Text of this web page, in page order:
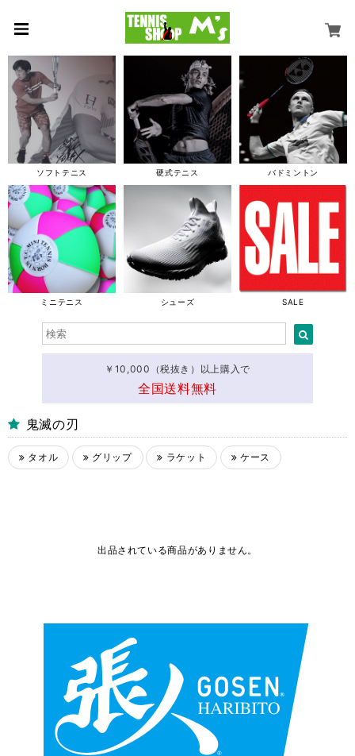
ソフトテニス 硬式テニス バドミントン
ミニテニス シューズ SALE
￥10,000（税抜き）以上購入で
全国送料無料
鬼滅の刃
タオル グリップ ラケット ケース
出品されている商品がありません。